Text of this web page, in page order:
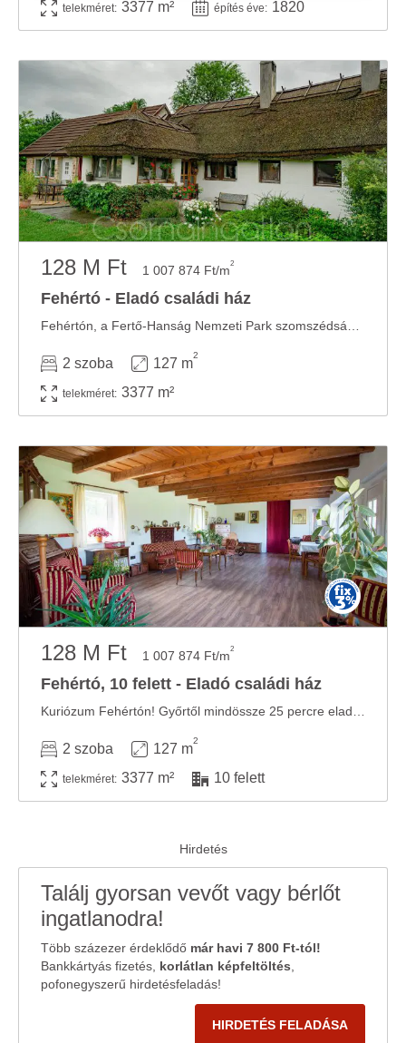
adatait, akik kombinálhatják az adatokat más olyan
adatokkal, amelyeket Ön adott meg számukra vagy az
telekméret: 3377 m² építés éve: 1820
128 M Ft 1 007 874 Ft/m2
Fehértó - Eladó családi ház
2 szoba 127 m
2
telekméret: 3377 m²
128 M Ft 1 007 874 Ft/m2
Fehértó, 10 felett - Eladó családi ház
2 szoba 127 m
2
telekméret: 3377 m² 10 felett
Találj gyorsan vevőt vagy bérlőt
ingatlanodra!
Több százezer érdeklődő már havi 7 800 Ft-tól!
Bankkártyás fizetés, korlátlan képfeltöltés
pofonegyszerű hirdetésfeladás!
HIRDETÉS FELADÁSA